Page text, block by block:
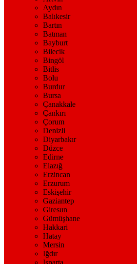
Aydın
Balıkesir
Bartın
Batman
Bayburt
Bilecik
Bingöl
Bitlis
Bolu
Burdur
Bursa
Çanakkale
Çankırı
Çorum
Denizli
Diyarbakır
Düzce
Edirne
Elazığ
Erzincan
Erzurum
Eskişehir
Gaziantep
Giresun
Gümüşhane
Hakkari
Hatay
Mersin
Iğdır
Isparta